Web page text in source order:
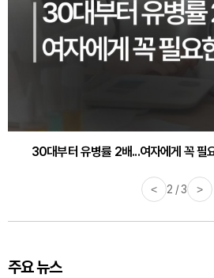
30대부터 유병률 2배...여자에게 꼭 필
감기·독감 예방하고 면역력 높이는 4
< 2 / 3 >
주요 뉴스